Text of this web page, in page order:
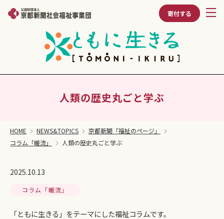
寄付する
人類の歴史丸ごと学ぶ
HOME NEWS&TOPICS
京都新聞「福祉のページ」
コラム「暖流」
人類の歴史丸ごと学ぶ
2025.10.13
コラム「暖流」
「ともに生きる」をテーマにした福祉コラムです。